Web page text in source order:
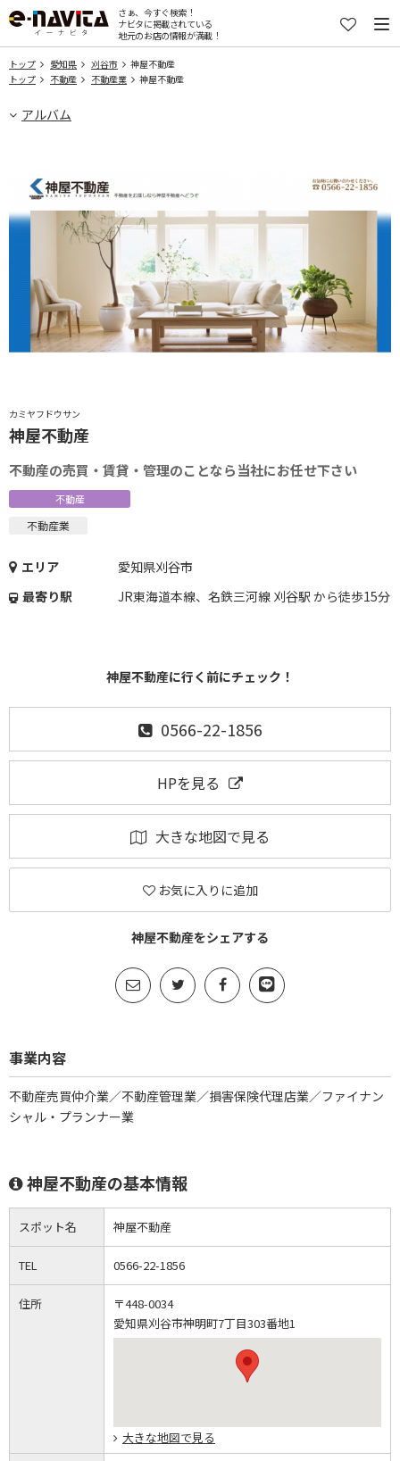
さぁ、今すぐ検索！
ナビタに掲載されている
地元のお店の情報が満載！
トップ 愛知県 刈谷市
神屋不動産
トップ
不動産 不動産業 神屋不動産
アルバム
カミヤフドウサン
神屋不動産
不動産の売買・賃貸・管理のことなら当社にお任せ下さい
不動産
不動産業
エリア
愛知県刈谷市
最寄り駅
JR東海道本線、名鉄三河線 刈谷駅 から徒歩15分
神屋不動産に行く前にチェック！
0566-22-1856
HPを見る
大きな地図で見る
お気に入りに追加
神屋不動産をシェアする
事業内容
不動産売買仲介業／不動産管理業／損害保険代理店業／ファイナン
シャル・プランナー業
神屋不動産の基本情報
スポット名 神屋不動産
TEL 0566-22-1856
住所
〒448-0034
愛知県刈谷市神明町7丁目303番地1
大きな地図で見る